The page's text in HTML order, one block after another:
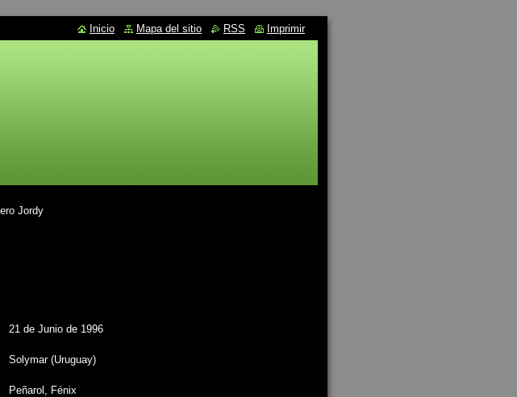
Jordy
21 de Junio de 1996
Solymar (Uruguay)
Peñarol, Fénix
Inicio Mapa del sitio RSS Imprimir